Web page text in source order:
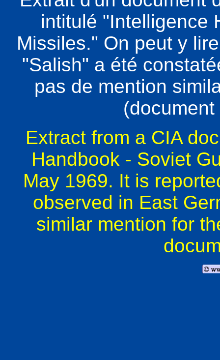
intitulé "Intelligence
Missiles." On peut y
"Salish" a été
pas de mention
Extract from a CIA
Handbook - Soviet
May 1969. It is
observed in East
similar mention for